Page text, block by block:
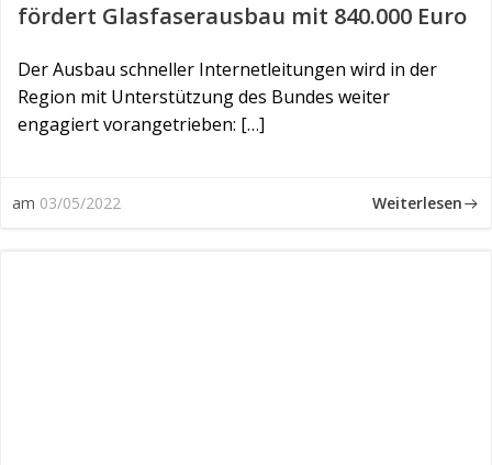
fördert Glasfaserausbau mit 840.000 Euro
Der Ausbau schneller Internetleitungen wird in der
Region mit Unterstützung des Bundes weiter
engagiert vorangetrieben: […]
am 03/05/2022 Weiterlesen